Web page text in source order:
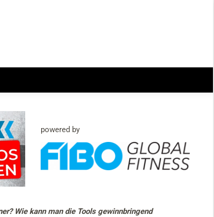
powered by
Wie kann man die Tools gewinnbringend